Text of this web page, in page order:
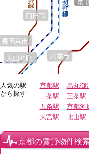
人気の駅
から探す
京都駅 烏丸御
二条駅
三条駅
五条駅
京都河
大宮駅
北山駅
京都の賃貸物件検